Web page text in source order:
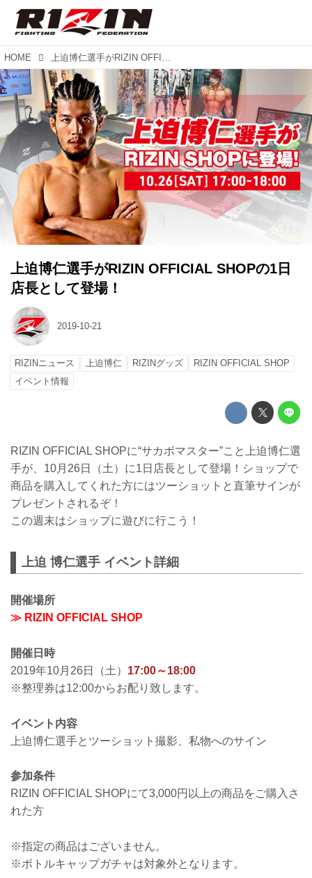
HOME 上迫博仁選手がRIZIN OFFICIAL SHOPの1日店長として登場！
上迫博仁選手がRIZIN OFFICIAL SHOPの1日
店長として登場！
2019-10-21
RIZINニュース 上迫博仁 RIZINグッズ
RIZIN OFFICIAL SHOP
イベント情報
RIZIN OFFICIAL SHOPに“サカボマスター”こと上迫博仁選
手が、10月26日（土）に1日店長として登場！ショップで
商品を購入してくれた方にはツーショットと直筆サインが
プレゼントされるぞ！
この週末はショップに遊びに行こう！
上迫 博仁選手 イベント詳細
開催場所
≫ RIZIN OFFICIAL SHOP
開催日時
2019年10月26日（土） 17:00～18:00
※整理券は12:00からお配り致します。
イベント内容
上迫博仁選手とツーショット撮影、私物へのサイン
参加条件
RIZIN OFFICIAL SHOPにて3,000円以上の商品をご購入さ
れた方
※指定の商品はございません。
※ボトルキャップガチャは対象外となります。